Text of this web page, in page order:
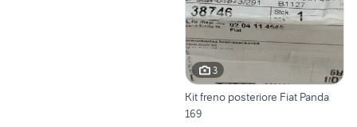
3
Kit freno posteriore Fiat Panda
169